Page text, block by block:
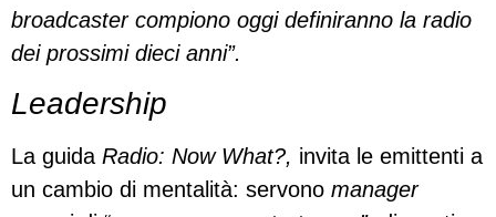
broadcaster compiono oggi definiranno la radio
dei prossimi dieci anni”.
Leadership
La guida Radio: Now What?, invita le emittenti a
un cambio di mentalità: servono manager